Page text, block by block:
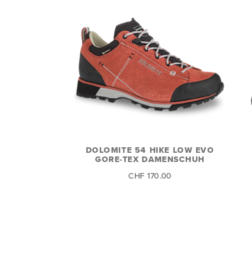
DOLOMITE 54 HIKE LOW EVO
GORE-TEX DAMENSCHUH
CHF 170.00